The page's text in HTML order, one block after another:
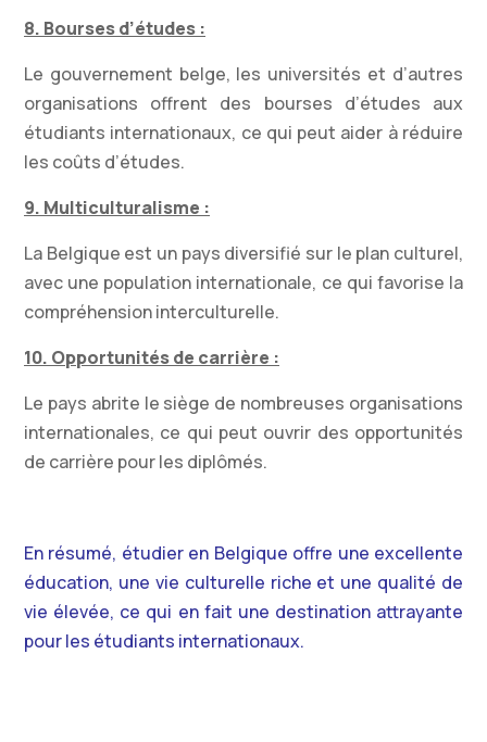
8. Bourses d’études :
Le gouvernement belge, les universités et d’autres
organisations offrent des bourses d’études aux
étudiants internationaux, ce qui peut aider à réduire
les coûts d’études.
9. Multiculturalisme :
La Belgique est un pays diversifié sur le plan culturel,
avec une population internationale, ce qui favorise la
compréhension interculturelle.
10. Opportunités de carrière :
Le pays abrite le siège de nombreuses organisations
internationales, ce qui peut ouvrir des opportunités
de carrière pour les diplômés.
En résumé, étudier en Belgique offre une excellente
éducation, une vie culturelle riche et une qualité de
vie élevée, ce qui en fait une destination attrayante
pour les étudiants internationaux.